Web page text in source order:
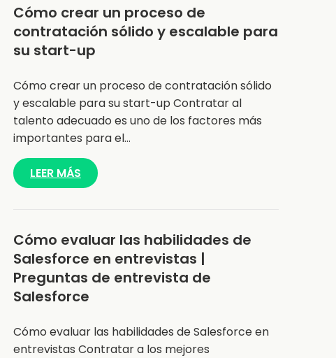
Cómo crear un proceso de
contratación sólido y escalable para
su start-up
Cómo crear un proceso de contratación sólido
y escalable para su start-up Contratar al
talento adecuado es uno de los factores más
importantes para el…
LEER MÁS
Cómo evaluar las habilidades de
Salesforce en entrevistas |
Preguntas de entrevista de
Salesforce
Cómo evaluar las habilidades de Salesforce en
entrevistas Contratar a los mejores